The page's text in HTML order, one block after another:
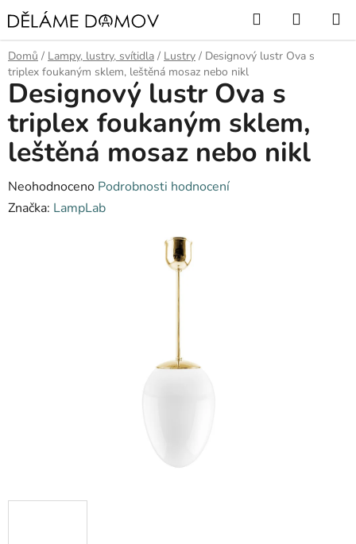
Přejít
na
obsah
Hledat
KOŠÍK
Domů / Lampy, lustry, svítidla / Lustry / Designový lustr Ova s
triplex foukaným sklem, leštěná mosaz nebo nikl
Designový lustr Ova s
triplex foukaným sklem,
leštěná mosaz nebo nikl
Průměrné
hodnocení
Neohodnoceno Podrobnosti hodnocení
Značka: LampLab